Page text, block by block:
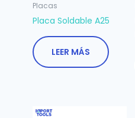
Placas
Placa Soldable A25
LEER MÁS